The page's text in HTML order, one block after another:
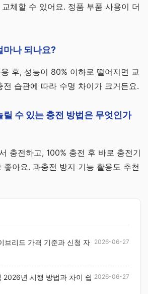
체할 수 있어요. 정품 부품 사용이 더
마나 되나요?
후, 성능이 80% 이하로 떨어지면 교
전 습관에 따라 수명 차이가 크거든요.
릴 수 있는 충전 방법은 무엇인가
충전하고, 100% 충전 후 바로 충전기
좋아요. 과충전 방지 기능 활용도 추천
브리드 가격 기준과 신청 자 2026-06-27
2026년 시행 방법과 차이 쉽 2026-06-27